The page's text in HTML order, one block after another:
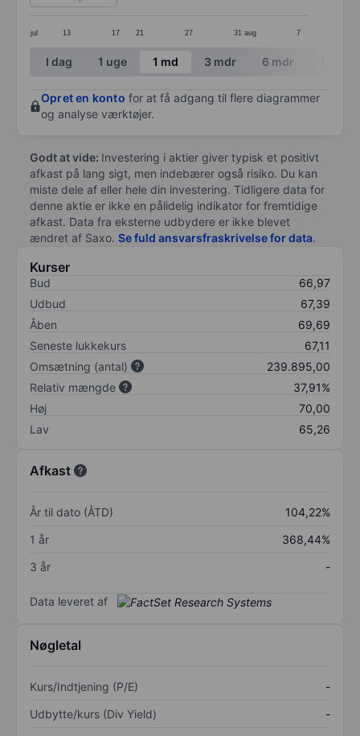
jul 13 17 21 27 31 aug 7
End of interactive chart.
I dag 1 uge 1 md 3 mdr 6 mdr
Opret en konto for at få adgang til flere diagrammer
og analyse værktøjer.
Godt at vide: Investering i aktier giver typisk et positivt
afkast på lang sigt, men indebærer også risiko. Du kan
miste dele af eller hele din investering. Tidligere data for
denne aktie er ikke en pålidelig indikator for fremtidige
afkast. Data fra eksterne udbydere er ikke blevet
ændret af Saxo. Se fuld ansvarsfraskrivelse for data.
Kurser
Bud
66,97
Udbud
67,39
Åben
69,69
Seneste lukkekurs
67,11
Omsætning (antal)
239.895,00
Relativ mængde
37,91%
Høj
70,00
Lav
65,26
Afkast
År til dato (ÅTD)
104,22%
1 år
368,44%
3 år
-
Data leveret af
Nøgletal
Kurs/Indtjening (P/E)
-
Udbytte/kurs (Div Yield)
-